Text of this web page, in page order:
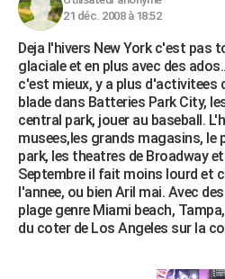
Carte de Noël
Carte Bonne année
Carte Saint-Valentin
Carte Pâques
Carte d'anniversaire
DICTIONNAIRE
Dictionnaire
Biographies
Citations
Expressions
Proverbes
PROGRAMME TV
COPAINS D'AVANT
S'inscrire
Se connecter
Lycées
Collèges
Primaires
Universités
Entreprises
Service militaire
Avis de recherche
AVIS DE DÉCÈS
FORUM
Bricolage
Lifestyle
Culture
Sport
Auto
Television
Voyage
Cinema
21 déc. 2008 à 18:52
Deja l'hivers New York c'est pas
glaciale et en plus avec des
c'est mieux, y a plus d'activitees
blade dans Batteries Park City,
central park, jouer au baseball.
musees,les grands magasins, le
park, les theatres de Broadway
Septembre il fait moins lourd et
l'annee, ou bien Aril mai. Avec
plage genre Miami beach,
du coter de Los Angeles sur la